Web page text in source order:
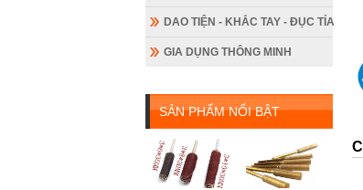
DAO TIỆN - KHẮC TAY - ĐỤC TỈA
GIA DỤNG THÔNG MINH
SẢN PHẨM NỔI BẬT